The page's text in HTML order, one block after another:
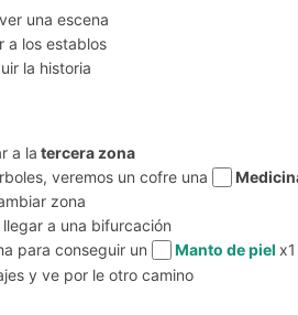
una escena
a los establos
la historia
a la tercera zona
veremos un cofre una
zona
a una bifurcación
para conseguir un
Manto de piel x1
y ve por le otro camino